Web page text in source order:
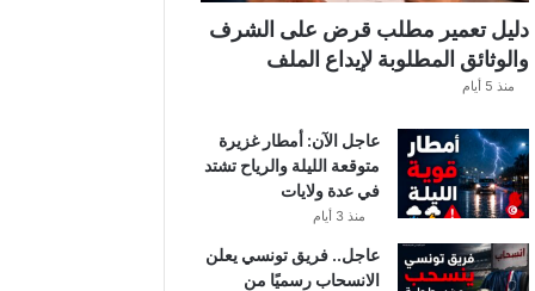
دليل تعمير مطلب قرض على الشرف
والوثائق المطلوبة لإيداع الملف
منذ 5 أيام
عاجل الآن: أمطار غزيرة
متوقعة الليلة والرياح تشتد
في عدة ولايات
منذ 3 أيام
عاجل.. فريق تونسي يعلن
الانسحاب رسميًا من